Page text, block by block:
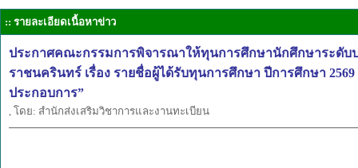
:: รายละเอียดเนื้อหาข่าว
ประกาศคณะกรรมการพิจารณาให้ทุนการศึกษานักศึกษาระดั
ราชนครินทร์ เรื่อง รายชื่อผู้ได้รับทุนการศึกษา ปีการศึกษา
ประกอบการ”
, โดย: สำนักส่งเสริมวิชาการและงานทะเบียน